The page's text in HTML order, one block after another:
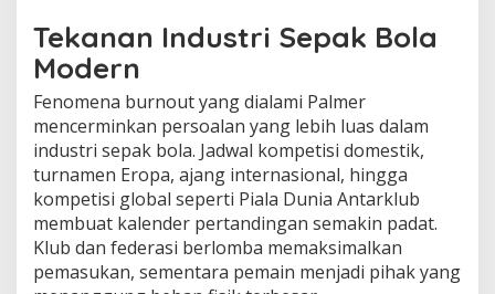
Tekanan Industri Sepak Bola
Modern
Fenomena burnout yang dialami Palmer
mencerminkan persoalan yang lebih luas dalam
industri sepak bola. Jadwal kompetisi domestik,
turnamen Eropa, ajang internasional, hingga
kompetisi global seperti Piala Dunia Antarklub
membuat kalender pertandingan semakin padat.
Klub dan federasi berlomba memaksimalkan
pemasukan, sementara pemain menjadi pihak yang